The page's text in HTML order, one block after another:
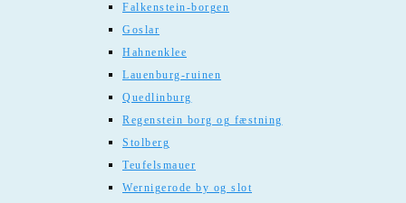
Falkenstein-borgen
Goslar
Hahnenklee
Lauenburg-ruinen
Quedlinburg
Regenstein borg og fæstning
Stolberg
Teufelsmauer
Wernigerode by og slot